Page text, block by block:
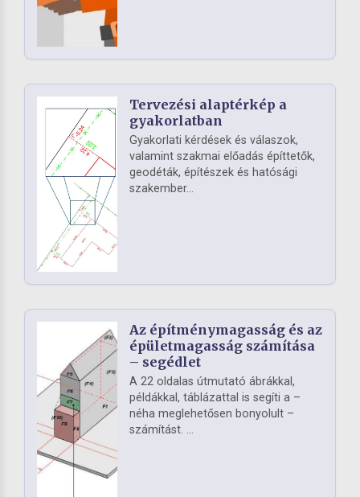
Tervezési alaptérkép a
gyakorlatban
Gyakorlati kérdések és válaszok,
valamint szakmai előadás építtetők,
geodéták, építészek és hatósági
szakember...
Az építménymagasság és az
épületmagasság számítása
– segédlet
A 22 oldalas útmutató ábrákkal,
példákkal, táblázattal is segíti a –
néha meglehetősen bonyolult –
számítást. ...